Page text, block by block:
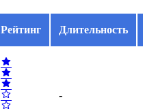
Рейтинг Длительность
-